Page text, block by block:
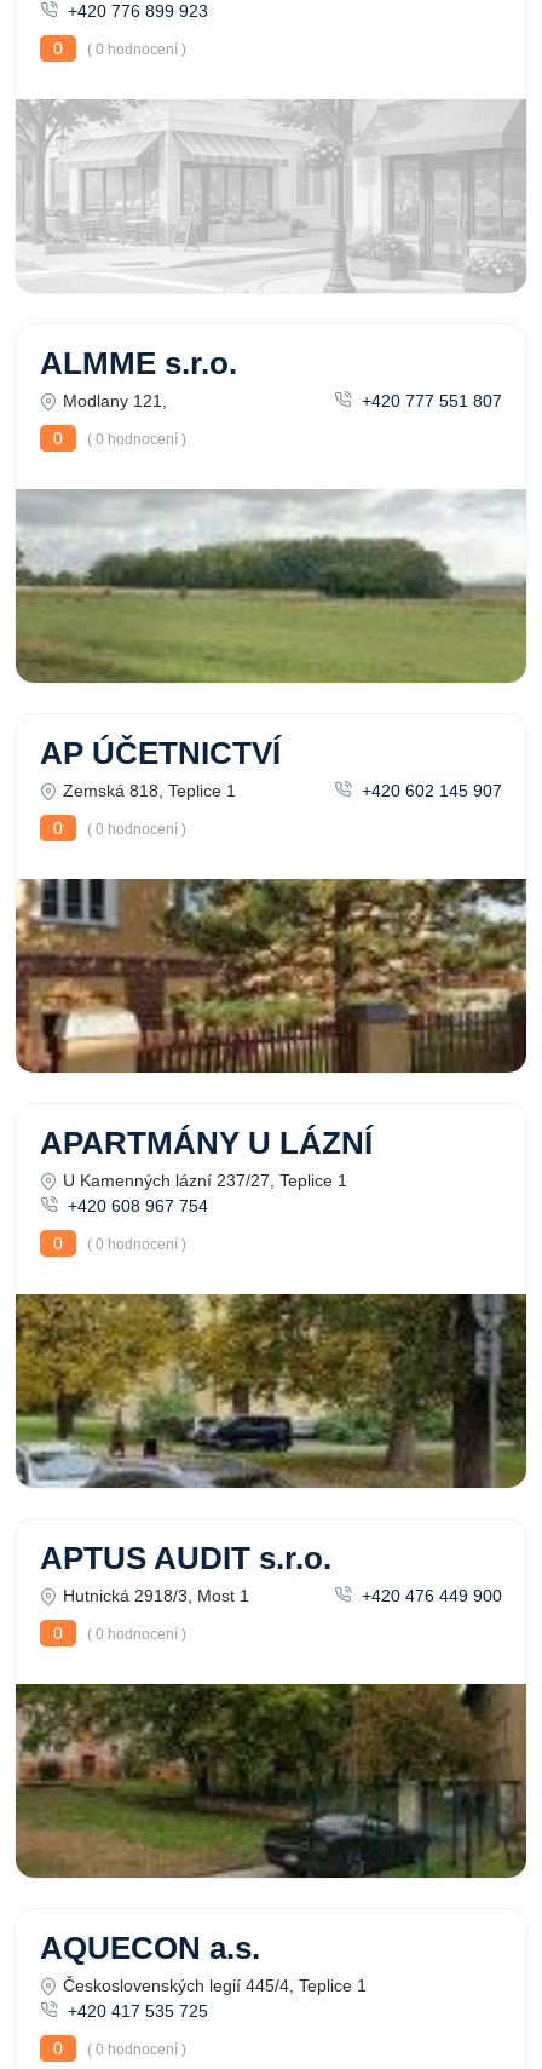
+420 776 899 923
0
( 0 hodnocení )
ALMME s.r.o.
Modlany 121,
+420 777 551 807
0
( 0 hodnocení )
AP ÚČETNICTVÍ
Zemská 818, Teplice 1
+420 602 145 907
0
( 0 hodnocení )
APARTMÁNY U LÁZNÍ
U Kamenných lázní 237/27, Teplice 1
+420 608 967 754
0
( 0 hodnocení )
APTUS AUDIT s.r.o.
Hutnická 2918/3, Most 1
+420 476 449 900
0
( 0 hodnocení )
AQUECON a.s.
Československých legií 445/4, Teplice 1
+420 417 535 725
0
( 0 hodnocení )